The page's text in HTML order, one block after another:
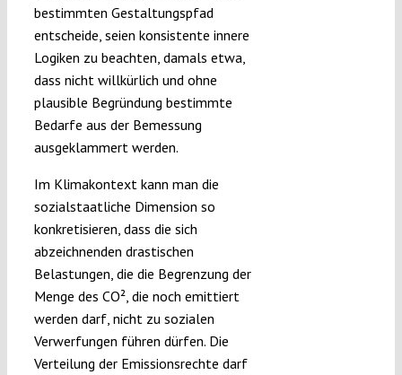
bestimmten Gestaltungspfad
entscheide, seien konsistente innere
Logiken zu beachten, damals etwa,
dass nicht willkürlich und ohne
plausible Begründung bestimmte
Bedarfe aus der Bemessung
ausgeklammert werden.
Im Klimakontext kann man die
sozialstaatliche Dimension so
konkretisieren, dass die sich
abzeichnenden drastischen
Belastungen, die die Begrenzung der
Menge des CO², die noch emittiert
werden darf, nicht zu sozialen
Verwerfungen führen dürfen. Die
Verteilung der Emissionsrechte darf